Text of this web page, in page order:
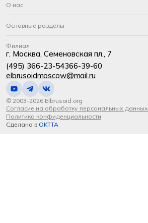
О нас
Основные разделы
Филиал
г. Москва, Семеновская пл., 7
(495) 366-23-54366-39-60
elbrusoidmoscow@mail.ru
© 2003-2026 Elbrusoid.org
Согласие на обработку персональных данных
Политика конфиденциальности
Сделано в OKTTA